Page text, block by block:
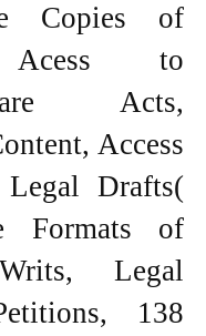
Copies of
Acess to
Acts,
Access
Drafts(
Formats of
Legal
138